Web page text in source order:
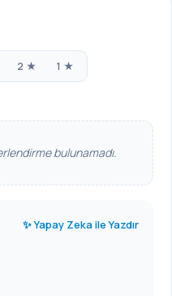
2 ★ 1 ★
bulunamadı.
✨ Yapay Zeka ile Yazdır